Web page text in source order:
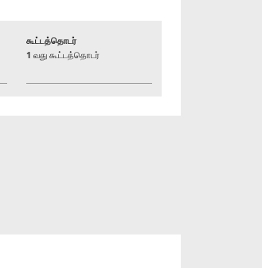
கூட்டத்தொடர்
1 வது கூட்டத்தொடர்